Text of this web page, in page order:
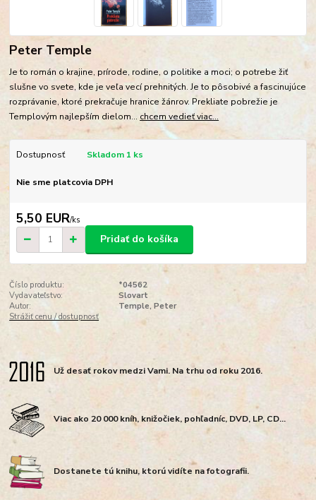
Peter Temple
Je to román o krajine, prírode, rodine, o politike a moci; o potrebe žiť
slušne vo svete, kde je veľa vecí prehnitých. Je to pôsobivé a fascinujúce
rozprávanie, ktoré prekračuje hranice žánrov. Prekliate pobrežie je
Templovým najlepším dielom... chcem vedieť viac...
Dostupnosť Skladom 1 ks
Nie sme platcovia DPH
5,50 EUR/ks
Pridať do košíka
Číslo produktu:
*04562
Vydavateľstvo:
Slovart
Autor:
Temple, Peter
Strážiť cenu / dostupnosť
Už desať rokov medzi Vami. Na trhu od roku 2016.
Viac ako 20 000 kníh, knižočiek, pohľadníc, DVD, LP, CD...
Dostanete tú knihu, ktorú vidíte na fotografii.